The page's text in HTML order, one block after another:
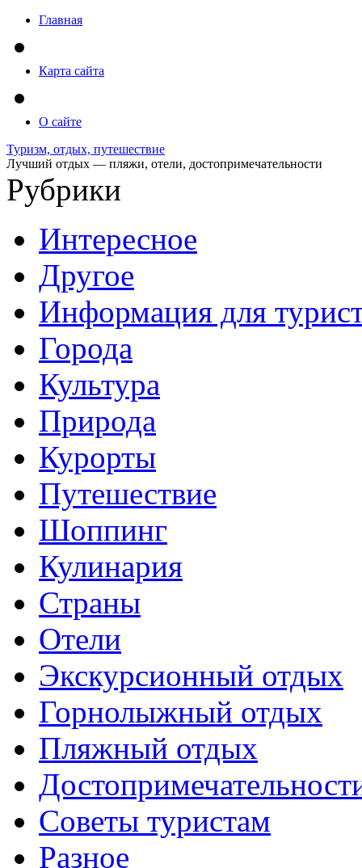
Главная
Карта сайта
О сайте
Туризм, отдых, путешествие
Лучший отдых — пляжи, отели, достопримечательности
Рубрики
Интересное
Другое
Информация для
Города
Культура
Природа
Курорты
Путешествие
Шоппинг
Кулинария
Страны
Отели
Экскурсионный отдых
Горнолыжный отдых
Пляжный отдых
Советы туристам
Разное